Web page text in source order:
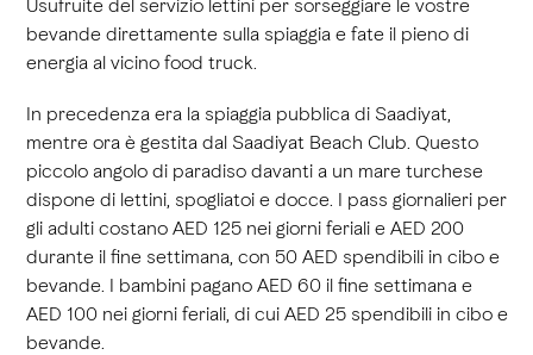
Usufruite del servizio lettini per sorseggiare le vostre
bevande direttamente sulla spiaggia e fate il pieno di
energia al vicino food truck.
In precedenza era la spiaggia pubblica di Saadiyat,
mentre ora è gestita dal Saadiyat Beach Club. Questo
piccolo angolo di paradiso davanti a un mare turchese
dispone di lettini, spogliatoi e docce. I pass giornalieri per
gli adulti costano AED 125 nei giorni feriali e AED 200
durante il fine settimana, con 50 AED spendibili in cibo e
bevande. I bambini pagano AED 60 il fine settimana e
AED 100 nei giorni feriali, di cui AED 25 spendibili in cibo e
bevande.